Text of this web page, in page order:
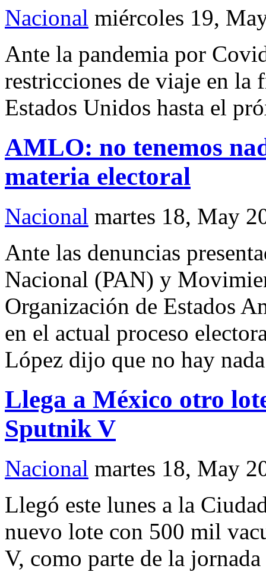
Nacional miércoles 19,
Ante la pandemia por
restricciones de viaje en la
Estados Unidos hasta el
AMLO: no tenemos
materia electoral
Nacional martes 18, May
Ante las denuncias
Nacional (PAN) y
Organización de Estados
en el actual proceso
López dijo que no hay
Llega a México otro
Sputnik V
Nacional martes 18, May
Llegó este lunes a la
nuevo lote con 500 mil
V, como parte de la